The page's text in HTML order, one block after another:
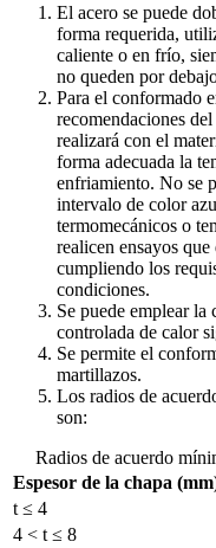
El acero se puede
forma requerida,
caliente o en frío,
no queden por
Para el conformado
recomendaciones
realizará con el
forma adecuada la
enfriamiento. No se
intervalo de color
termomecánicos o
realicen ensayos
cumpliendo los
condiciones.
Se puede emplear
controlada de calor
Se permite el
martillazos.
Los radios de
son:
Radios de acuerdo
Espesor de la chapa
t ≤ 4
4 < t ≤ 8